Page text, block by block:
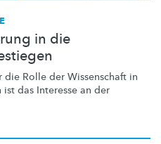
in die
Rolle der Wissenschaft in
ist das Interesse an der